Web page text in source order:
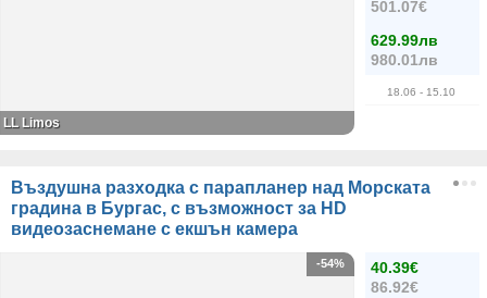
501.07€
629.99лв
980.01лв
18.06 - 15.10
LL Limos
Въздушна разходка с парапланер над Морската
градина в Бургас, с възможност за HD
видеозаснемане с екшън камера
40.39€
86.92€
-54%